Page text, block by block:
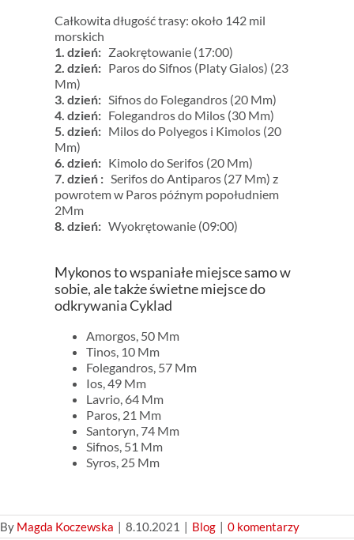
Całkowita długość trasy: około 142 mil
morskich
1. dzień:Zaokrętowanie (17:00)
2. dzień:Paros do Sifnos (Platy Gialos) (23
Mm)
3. dzień:Sifnos do Folegandros (20 Mm)
4. dzień:Folegandros do Milos (30 Mm)
5. dzień:Milos do Polyegos i Kimolos (20
Mm)
6. dzień:Kimolo do Serifos (20 Mm)
7. dzień :Serifos do Antiparos (27 Mm) z
powrotem w Paros późnym popołudniem
2Mm
8. dzień:Wyokrętowanie (09:00)
Mykonos to wspaniałe miejsce samo w
sobie, ale także świetne miejsce do
odkrywania Cyklad
Amorgos, 50 Mm
Tinos, 10 Mm
Folegandros, 57 Mm
Ios, 49 Mm
Lavrio, 64 Mm
Paros, 21 Mm
Santoryn, 74 Mm
Sifnos, 51 Mm
Syros, 25 Mm
By Magda Koczewska | 8.10.2021 | Blog | 0 komentarzy